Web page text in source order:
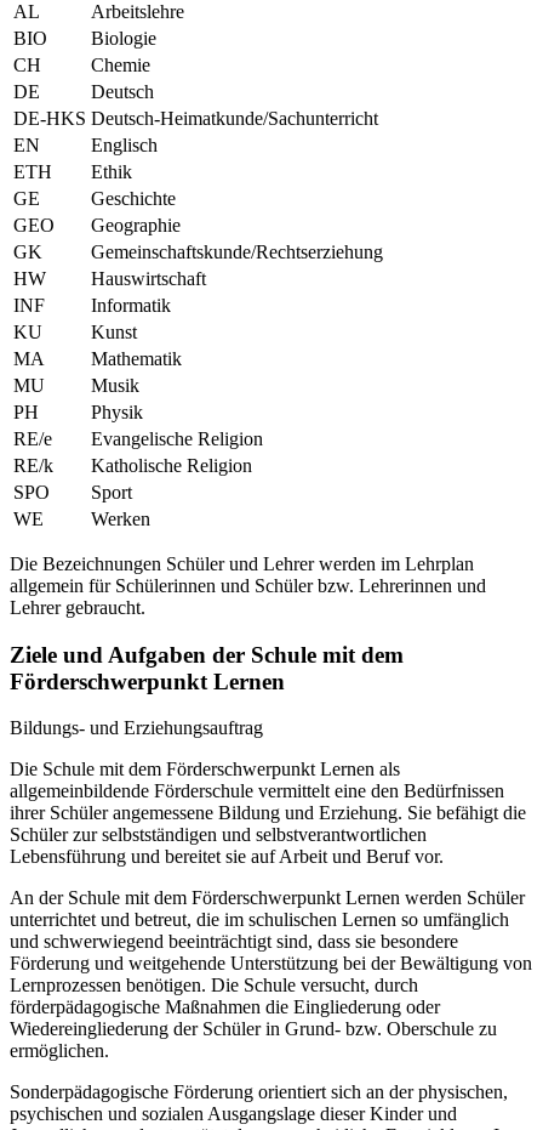
AL
Arbeitslehre
BIO
Biologie
CH
Chemie
DE
Deutsch
DE-HKS Deutsch-Heimatkunde/Sachunterricht
EN
Englisch
ETH
Ethik
GE
Geschichte
GEO
Geographie
GK
Gemeinschaftskunde/Rechtserziehung
HW
Hauswirtschaft
INF
Informatik
KU
Kunst
MA
Mathematik
MU
Musik
PH
Physik
RE/e
Evangelische Religion
RE/k
Katholische Religion
SPO
Sport
WE
Werken
Die Bezeichnungen Schüler und Lehrer werden im Lehrplan
allgemein für Schülerinnen und Schüler bzw. Lehrerinnen und
Lehrer gebraucht.
Ziele und Aufgaben der Schule mit dem
Förderschwerpunkt Lernen
Bildungs- und Erziehungsauftrag
Die Schule mit dem Förderschwerpunkt Lernen als
allgemeinbildende Förderschule vermittelt eine den Bedürfnissen
ihrer Schüler angemessene Bildung und Erziehung. Sie befähigt die
Schüler zur selbstständigen und selbstverantwortlichen
Lebensführung und bereitet sie auf Arbeit und Beruf vor.
An der Schule mit dem Förderschwerpunkt Lernen werden Schüler
unterrichtet und betreut, die im schulischen Lernen so umfänglich
und schwerwiegend beeinträchtigt sind, dass sie besondere
Förderung und weitgehende Unterstützung bei der Bewältigung von
Lernprozessen benötigen. Die Schule versucht, durch
förderpädagogische Maßnahmen die Eingliederung oder
Wiedereingliederung der Schüler in Grund- bzw. Oberschule zu
ermöglichen.
Sonderpädagogische Förderung orientiert sich an der physischen,
psychischen und sozialen Ausgangslage dieser Kinder und